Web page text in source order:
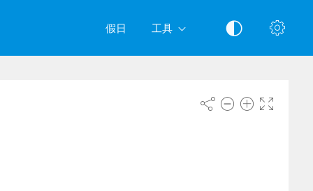
假日 工具